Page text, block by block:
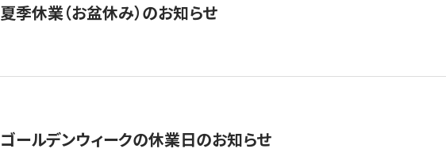
夏季休業（お盆休み）のお知らせ
ゴールデンウィークの休業日のお知らせ